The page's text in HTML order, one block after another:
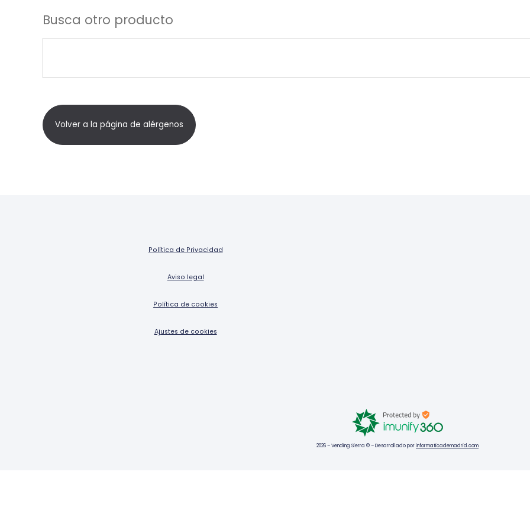
Busca otro producto
Volver a la página de alérgenos
Política de Privacidad
Aviso legal
Política de cookies
Ajustes de cookies
2026 – Vending Sierra © – Desarrollado porinformaticademadrid.com